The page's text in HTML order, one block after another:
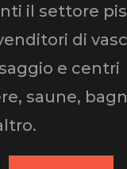
il settore
di
e centri
saune,